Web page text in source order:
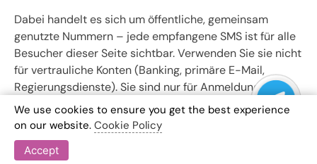
Dabei handelt es sich um öffentliche, gemeinsam
genutzte Nummern – jede empfangene SMS ist für alle
Besucher dieser Seite sichtbar. Verwenden Sie sie nicht
für vertrauliche Konten (Banking, primäre E-Mail,
Regierungsdienste). Sie sind nur für Anmeldungen mit
geringen Einsätzen gedacht, bei denen Sie die
obligatorische telefonische Verifizierung umgehen
müssen.
We use cookies to ensure you get the best experience
on our website. Cookie Policy
Accept